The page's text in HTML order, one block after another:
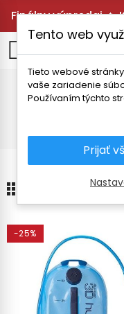
Finálny výpredaj 🔥
-25%
Tento web
Tieto webové
vaše zariadenie
Používaním týchto
Prijať